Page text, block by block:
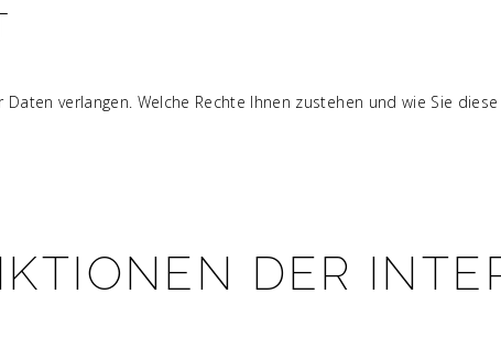
verlangen. Welche Rechte Ihnen zustehen und wie Sie
DER